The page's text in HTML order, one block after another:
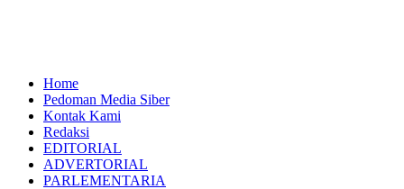
Home
Pedoman Media Siber
Kontak Kami
Redaksi
EDITORIAL
ADVERTORIAL
PARLEMENTARIA